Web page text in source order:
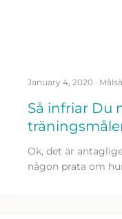
January 4, 2020 ·
Så infriar Du
Ok, det är
någon prata om